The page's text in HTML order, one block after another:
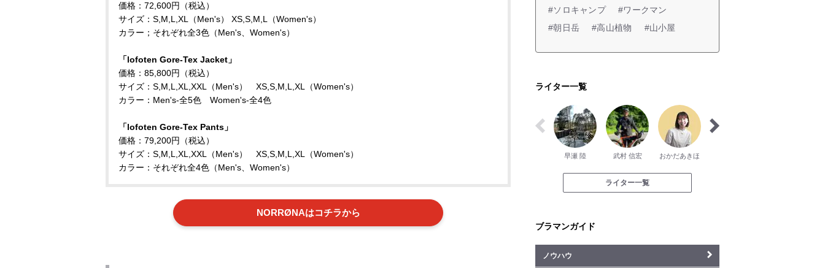
価格：72,600円（税込）
サイズ：S,M,L,XL（Men's） XS,S,M,L（Women's）
カラー；それぞれ全3色（Men's、Women's）
「lofoten Gore-Tex Jacket」
価格：85,800円（税込）
サイズ：S,M,L,XL,XXL（Men's） XS,S,M,L,XL（Women's）
カラー：Men's-全5色 Women's-全4色
「lofoten Gore-Tex Pants」
価格：79,200円（税込）
サイズ：S,M,L,XL,XXL（Men's） XS,S,M,L,XL（Women's）
カラー：それぞれ全4色（Men's、Women's）
NORRØNAはコチラから
#ソロキャンプ
#ワークマン
#朝日岳
#高山植物 #山小屋
ライター一覧
早瀬 陸 武村 信宏 おかだあきほ
ライター一覧
ブラマンガイド
ノウハウ